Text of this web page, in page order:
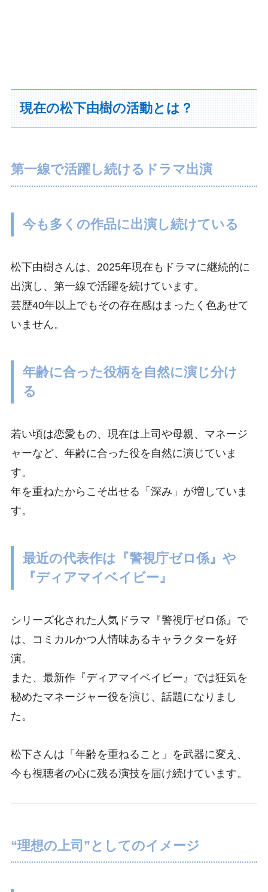
現在の松下由樹の活動とは？
第一線で活躍し続けるドラマ出演
今も多くの作品に出演し続けている
松下由樹さんは、2025年現在もドラマに継続的に
出演し、第一線で活躍を続けています。
芸歴40年以上でもその存在感はまったく色あせて
いません。
年齢に合った役柄を自然に演じ分け
る
若い頃は恋愛もの、現在は上司や母親、マネージ
ャーなど、年齢に合った役を自然に演じていま
す。
年を重ねたからこそ出せる「深み」が増していま
す。
最近の代表作は『警視庁ゼロ係』や
『ディアマイベイビー』
シリーズ化された人気ドラマ『警視庁ゼロ係』で
は、コミカルかつ人情味あるキャラクターを好
演。
また、最新作『ディアマイベイビー』では狂気を
秘めたマネージャー役を演じ、話題になりまし
た。
松下さんは「年齢を重ねること」を武器に変え、
今も視聴者の心に残る演技を届け続けています。
“理想の上司”としてのイメージ